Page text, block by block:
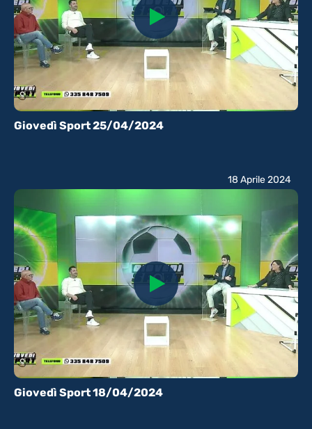
Giovedì Sport 25/04/2024
Giovedì Sport 18/04/2024
18 Aprile 2024